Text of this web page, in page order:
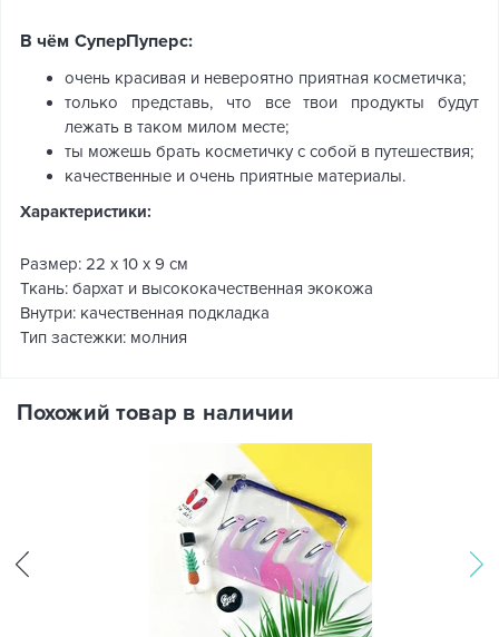
В чём СуперПуперс:
очень красивая и невероятно приятная косметичка;
только представь, что все твои продукты будут
лежать в таком милом месте;
ты можешь брать косметичку с собой в путешествия;
качественные и очень приятные материалы.
Характеристики:
Размер: 22 x 10 x 9 см
Ткань: бархат и высококачественная экокожа
Внутри: качественная подкладка
Тип застежки: молния
Похожий товар в наличии